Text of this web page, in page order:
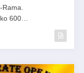
600…